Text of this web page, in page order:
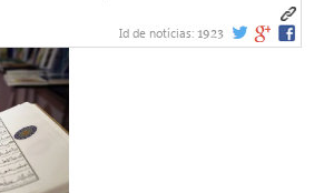
Id de notícias: 1923